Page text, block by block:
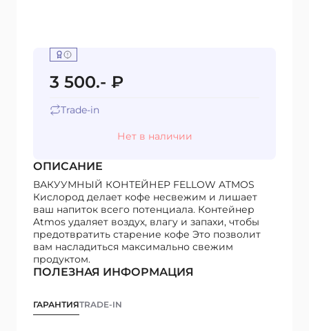
3 500.- ₽
Trade-in
Нет в наличии
ОПИСАНИЕ
ВАКУУМНЫЙ КОНТЕЙНЕР FELLOW ATMOS
Кислород делает кофе несвежим и лишает
ваш напиток всего потенциала. Контейнер
Atmos удаляет воздух, влагу и запахи, чтобы
предотвратить старение кофе Это позволит
вам насладиться максимально свежим
продуктом.
ПОЛЕЗНАЯ ИНФОРМАЦИЯ
ГАРАНТИЯTRADE-IN